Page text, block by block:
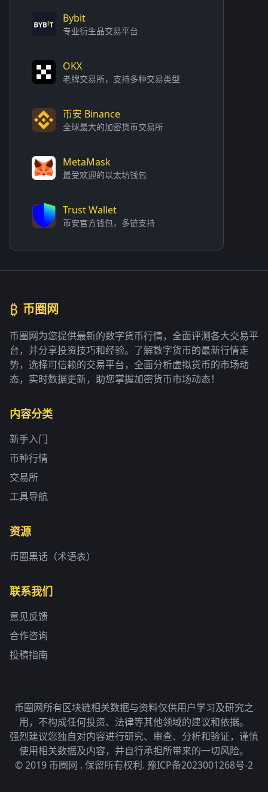
Bybit
专业衍生品交易平台
OKX
老牌交易所，支持多种交易类型
币安 Binance
全球最大的加密货币交易所
MetaMask
最受欢迎的以太坊钱包
Trust Wallet
币安官方钱包，多链支持
₿ 币圈网
币圈网为您提供最新的数字货币行情，全面评测各大交易平
台，并分享投资技巧和经验。了解数字货币的最新行情走
势，选择可信赖的交易平台，全面分析虚拟货币的市场动
态，实时数据更新，助您掌握加密货币市场动态！
内容分类
新手入门
币种行情
交易所
工具导航
资源
币圈黑话（术语表）
联系我们
意见反馈
合作咨询
投稿指南
币圈网所有区块链相关数据与资料仅供用户学习及研究之
用，不构成任何投资、法律等其他领域的建议和依据。
强烈建议您独自对内容进行研究、审查、分析和验证，谨慎
使用相关数据及内容，并自行承担所带来的一切风险。
© 2019 币圈网 . 保留所有权利. 豫ICP备2023001268号-2